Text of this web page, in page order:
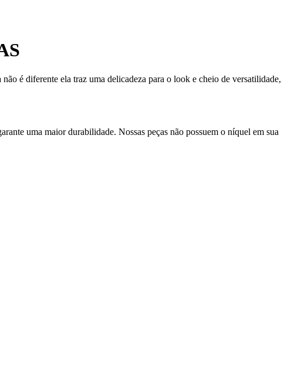
é diferente ela traz uma delicadeza para o look e cheio de versatilidade,
uma maior durabilidade. Nossas peças não possuem o níquel em sua